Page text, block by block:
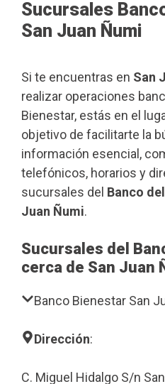
Sucursales
San Juan Ñumi
Si te encuentras en San
realizar operaciones
Bienestar, estás en el
objetivo de facilitarte la
información esencial,
telefónicos, horarios y
sucursales del Banco
Juan Ñumi.
Sucursales del
cerca de San Juan
Banco Bienestar San
Dirección:
C. Miguel Hidalgo S/n